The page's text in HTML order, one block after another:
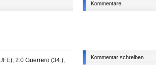
FE), 2:0 Guerrero (34.),
Kommentare
Kommentar schreiben